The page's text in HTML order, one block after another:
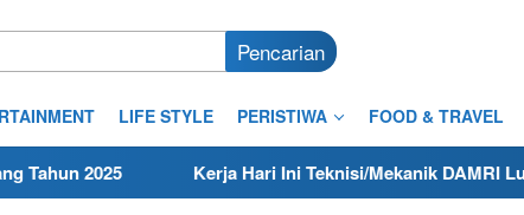
Pencarian
LIFE STYLE PERISTIWA FOOD & TRAVEL
Kerja Hari Ini Teknisi/Mekanik DAMRI Lulusan SMA/